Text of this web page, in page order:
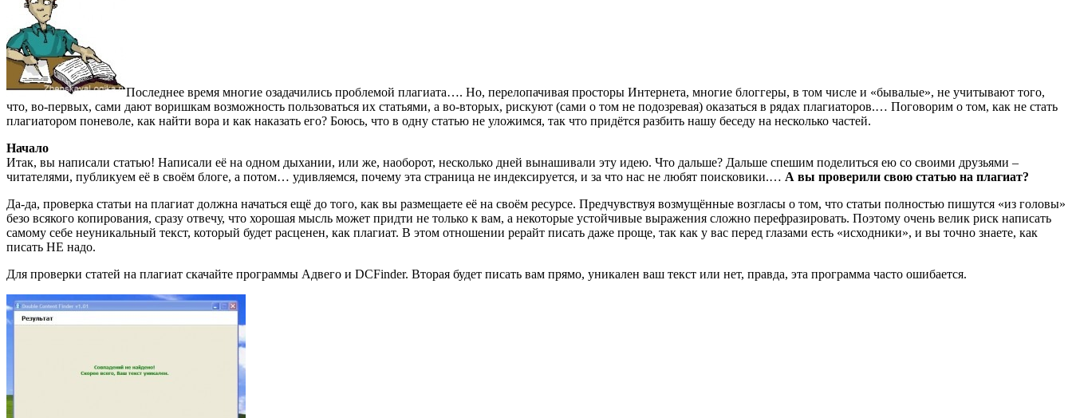
Последнее время многие озадачились проблемой плагиата…. Но, перелопачивая просторы Интернета, многие блоггеры, в том числе и «бывалые», не учитывают того,
что, во-первых, сами дают воришкам возможность пользоваться их статьями, а во-вторых, рискуют (сами о том не подозревая) оказаться в рядах плагиаторов.… Поговорим о том, как не стать
плагиатором поневоле, как найти вора и как наказать его? Боюсь, что в одну статью не уложимся, так что придётся разбить нашу беседу на несколько частей.
Начало
Итак, вы написали статью! Написали её на одном дыхании, или же, наоборот, несколько дней вынашивали эту идею. Что дальше? Дальше спешим поделиться ею со своими друзьями –
читателями, публикуем её в своём блоге, а потом… удивляемся, почему эта страница не индексируется, и за что нас не любят поисковики.… А вы проверили свою статью на плагиат?
Да-да, проверка статьи на плагиат должна начаться ещё до того, как вы размещаете её на своём ресурсе. Предчувствуя возмущённые возгласы о том, что статьи полностью пишутся «из головы»
безо всякого копирования, сразу отвечу, что хорошая мысль может придти не только к вам, а некоторые устойчивые выражения сложно перефразировать. Поэтому очень велик риск написать
самому себе неуникальный текст, который будет расценен, как плагиат. В этом отношении рерайт писать даже проще, так как у вас перед глазами есть «исходники», и вы точно знаете, как
писать НЕ надо.
Для проверки статей на плагиат скачайте программы Адвего и DCFinder. Вторая будет писать вам прямо, уникален ваш текст или нет, правда, эта программа часто ошибается.